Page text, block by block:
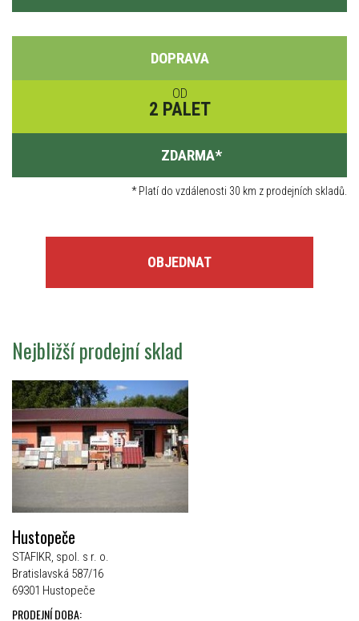
DOPRAVA
OD
2 PALET
ZDARMA*
*Platí do vzdálenosti 30 km z prodejních skladů.
OBJEDNAT
Nejbližší prodejní sklad
Hustopeče
STAFIKR, spol. s r. o.
Bratislavská 587/16
69301 Hustopeče
PRODEJNÍ DOBA: